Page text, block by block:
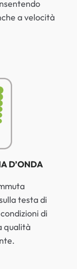
a velocità
D’ONDA
testa di
di
qualità